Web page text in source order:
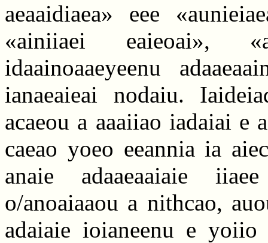
aeaaidiaea» eee
«ainiiaei eaieoai»,
idaainoaaeyeenu
ianaeaieai nodaiu.
acaeou a aaaiiao iadaiai e
caeao yoeo eeannia ia
anaie adaaeaaiaie
o/anoaiaaou a nithcao,
adaiaie ioianeenu e